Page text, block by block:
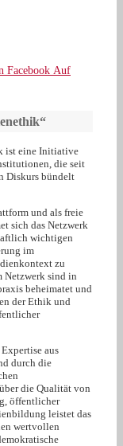
Auf
ist eine Initiative
die seit
Diskurs bündelt
und als freie
sich das Netzwerk
wichtigen
im
zu
Netzwerk sind in
beheimatet und
der Ethik und
aus
durch die
die Qualität von
öffentlicher
leistet das
wertvollen